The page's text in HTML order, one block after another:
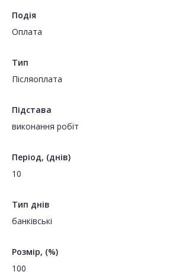
Подія
Оплата
Тип
Пiсляоплата
Підстава
виконання робіт
Період, (днів)
10
Тип днів
банківські
Розмір, (%)
100